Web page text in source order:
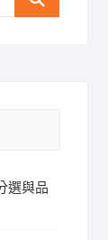
選與品